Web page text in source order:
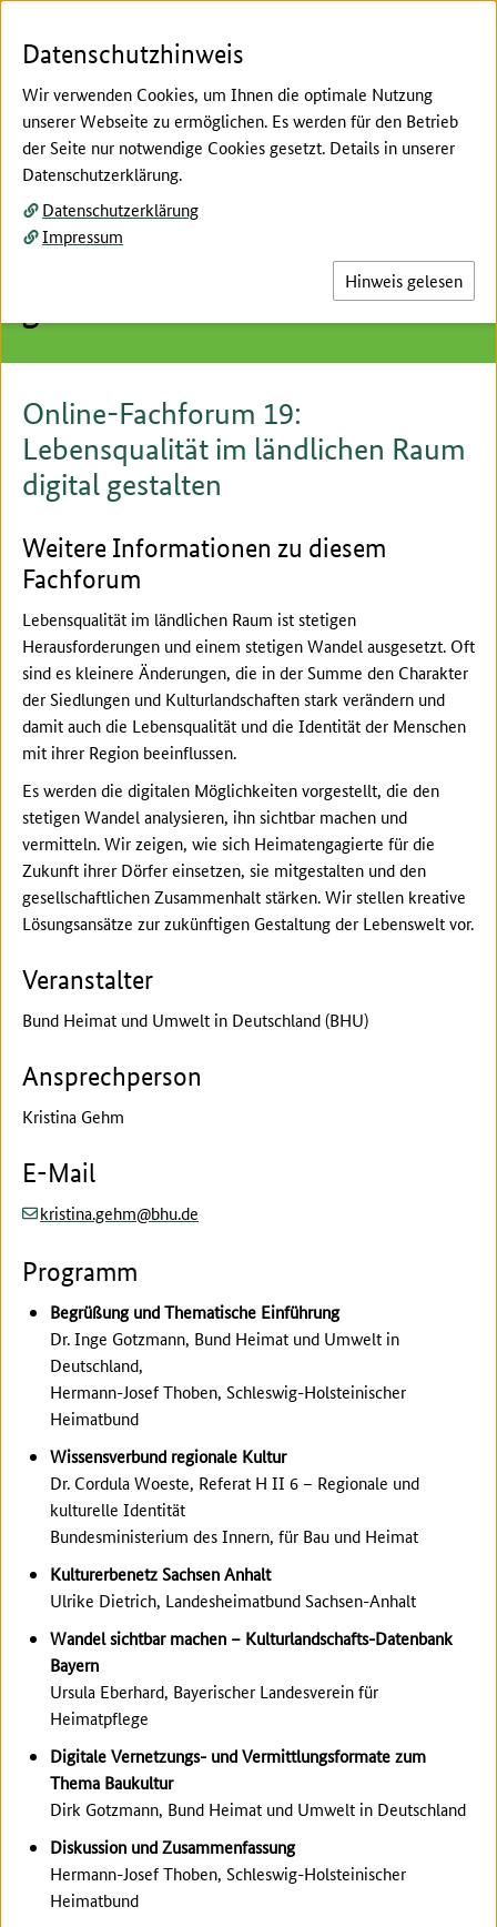
Hier beginnt der Hauptinhalt dieser Seite
19 Lebensqualität im
ländlichen Raum digital
Donnerstag, 21. Januar 2021, 10:00 bis 11:00 Uhr
Online-Fachforum 19:
Lebensqualität im ländlichen Raum
digital gestalten
Weitere Informationen zu diesem
Fachforum
Lebensqualität im ländlichen Raum ist stetigen
Herausforderungen und einem stetigen Wandel ausgesetzt. Oft
sind es kleinere Änderungen, die in der Summe den Charakter
der Siedlungen und Kulturlandschaften stark verändern und
damit auch die Lebensqualität und die Identität der Menschen
mit ihrer Region beeinflussen.
Es werden die digitalen Möglichkeiten vorgestellt, die den
stetigen Wandel analysieren, ihn sichtbar machen und
vermitteln. Wir zeigen, wie sich Heimatengagierte für die
Zukunft ihrer Dörfer einsetzen, sie mitgestalten und den
gesellschaftlichen Zusammenhalt stärken. Wir stellen kreative
Lösungsansätze zur zukünftigen Gestaltung der Lebenswelt vor.
Veranstalter
Bund Heimat und Umwelt in Deutschland (BHU)
Ansprechperson
Kristina Gehm
E-Mail
kristina.gehm (at)
bhu(dot)
de
Programm
Begrüßung und Thematische Einführung
Dr. Inge Gotzmann, Bund Heimat und Umwelt in
Deutschland,
Hermann-Josef Thoben, Schleswig-Holsteinischer
Heimatbund
Wissensverbund regionale Kultur
Dr. Cordula Woeste, Referat H II 6 – Regionale und
kulturelle Identität
Bundesministerium des Innern, für Bau und Heimat
Kulturerbenetz Sachsen Anhalt
Ulrike Dietrich, Landesheimatbund Sachsen-Anhalt
Wandel sichtbar machen – Kulturlandschafts-Datenbank
Bayern
Ursula Eberhard, Bayerischer Landesverein für
Heimatpflege
Digitale Vernetzungs- und Vermittlungsformate zum
Thema Baukultur
Dirk Gotzmann, Bund Heimat und Umwelt in Deutschland
Diskussion und Zusammenfassung
Hermann-Josef Thoben, Schleswig-Holsteinischer
Heimatbund
Datenschutzhinweis
Wir verwenden Cookies, um Ihnen die optimale Nutzung
unserer Webseite zu ermöglichen. Es werden für den Betrieb
der Seite nur notwendige Cookies gesetzt. Details in unserer
Datenschutzerklärung.
Datenschutzerklärung
Impressum
Hinweis gelesen